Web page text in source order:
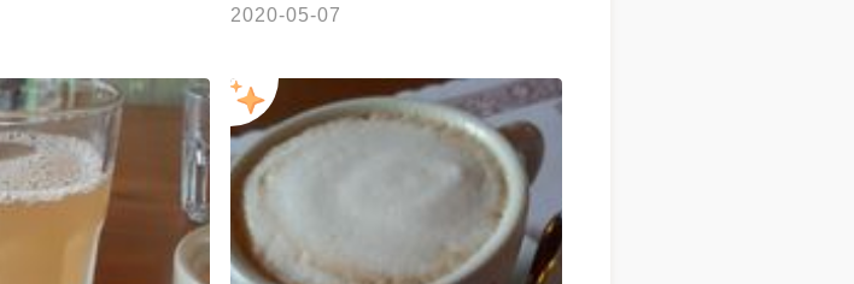
十分清爽~湯類表現驚人~尤其肉骨茶爽囗
餐廳整個很有南洋風唷～
2020-05-07